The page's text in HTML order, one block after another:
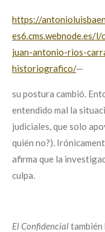
https://
juan-antonio-rios-
historiografico/—
su postura cambió.
entendido mal la
judiciales, que solo
quién no?).
afirma que la
culpa.
El Confidencialtambién